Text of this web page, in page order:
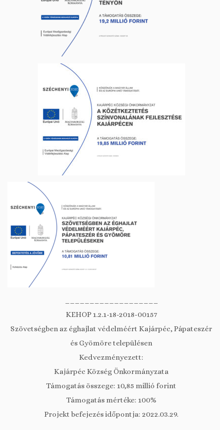
KEHOP 1.2.1-18-2018-00157
Szövetségben az éghajlat védelméért Kajárpéc, Pápateszér
és Gyömöre településen
Kedvezményezett:
Kajárpéc Község Önkormányzata
Támogatás összege: 10,85 millió forint
Támogatás mértéke: 100%
Projekt befejezés időpontja: 2022.03.29.